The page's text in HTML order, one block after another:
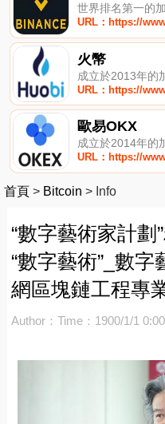
世界排名第一的
URL：https://
火幣
成立於2013年的
URL：https://
歐易OKX
成立於2014年的
URL：https://
首頁 > Bitcoin > Info
“數字藝術家計劃
“數字藝術”_數
網區塊鏈工程專
Author： Time：1900/1/1